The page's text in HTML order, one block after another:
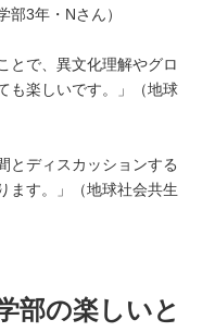
部3年・Nさん）
とで、異文化理解やグロ
も楽しいです。」（地球
とディスカッションする
ます。」（地球社会共生
部の楽しいと